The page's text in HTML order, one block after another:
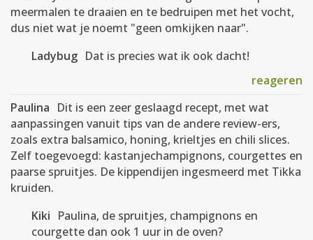
meermalen te draaien en te bedruipen met het vocht,
dus niet wat je noemt "geen omkijken naar".
Ladybug Dat is precies wat ik ook dacht!
reageren
Paulina Dit is een zeer geslaagd recept, met wat
aanpassingen vanuit tips van de andere review-ers,
zoals extra balsamico, honing, krieltjes en chili slices.
Zelf toegevoegd: kastanjechampignons, courgettes en
paarse spruitjes. De kippendijen ingesmeerd met Tikka
kruiden.
Kiki Paulina, de spruitjes, champignons en
courgette dan ook 1 uur in de oven?